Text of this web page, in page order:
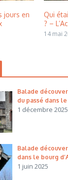
jours en
Qui
? –
14 mai
Balade
du passé dans
1 décembre 2025
Balade
dans le bourg
1 juin 2025